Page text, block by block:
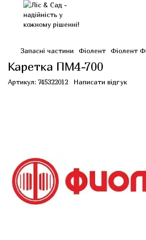
Запасні частини Фіолент Фіолент
Каретка ПМ4-700
Артикул: 745322012 Написати відгук